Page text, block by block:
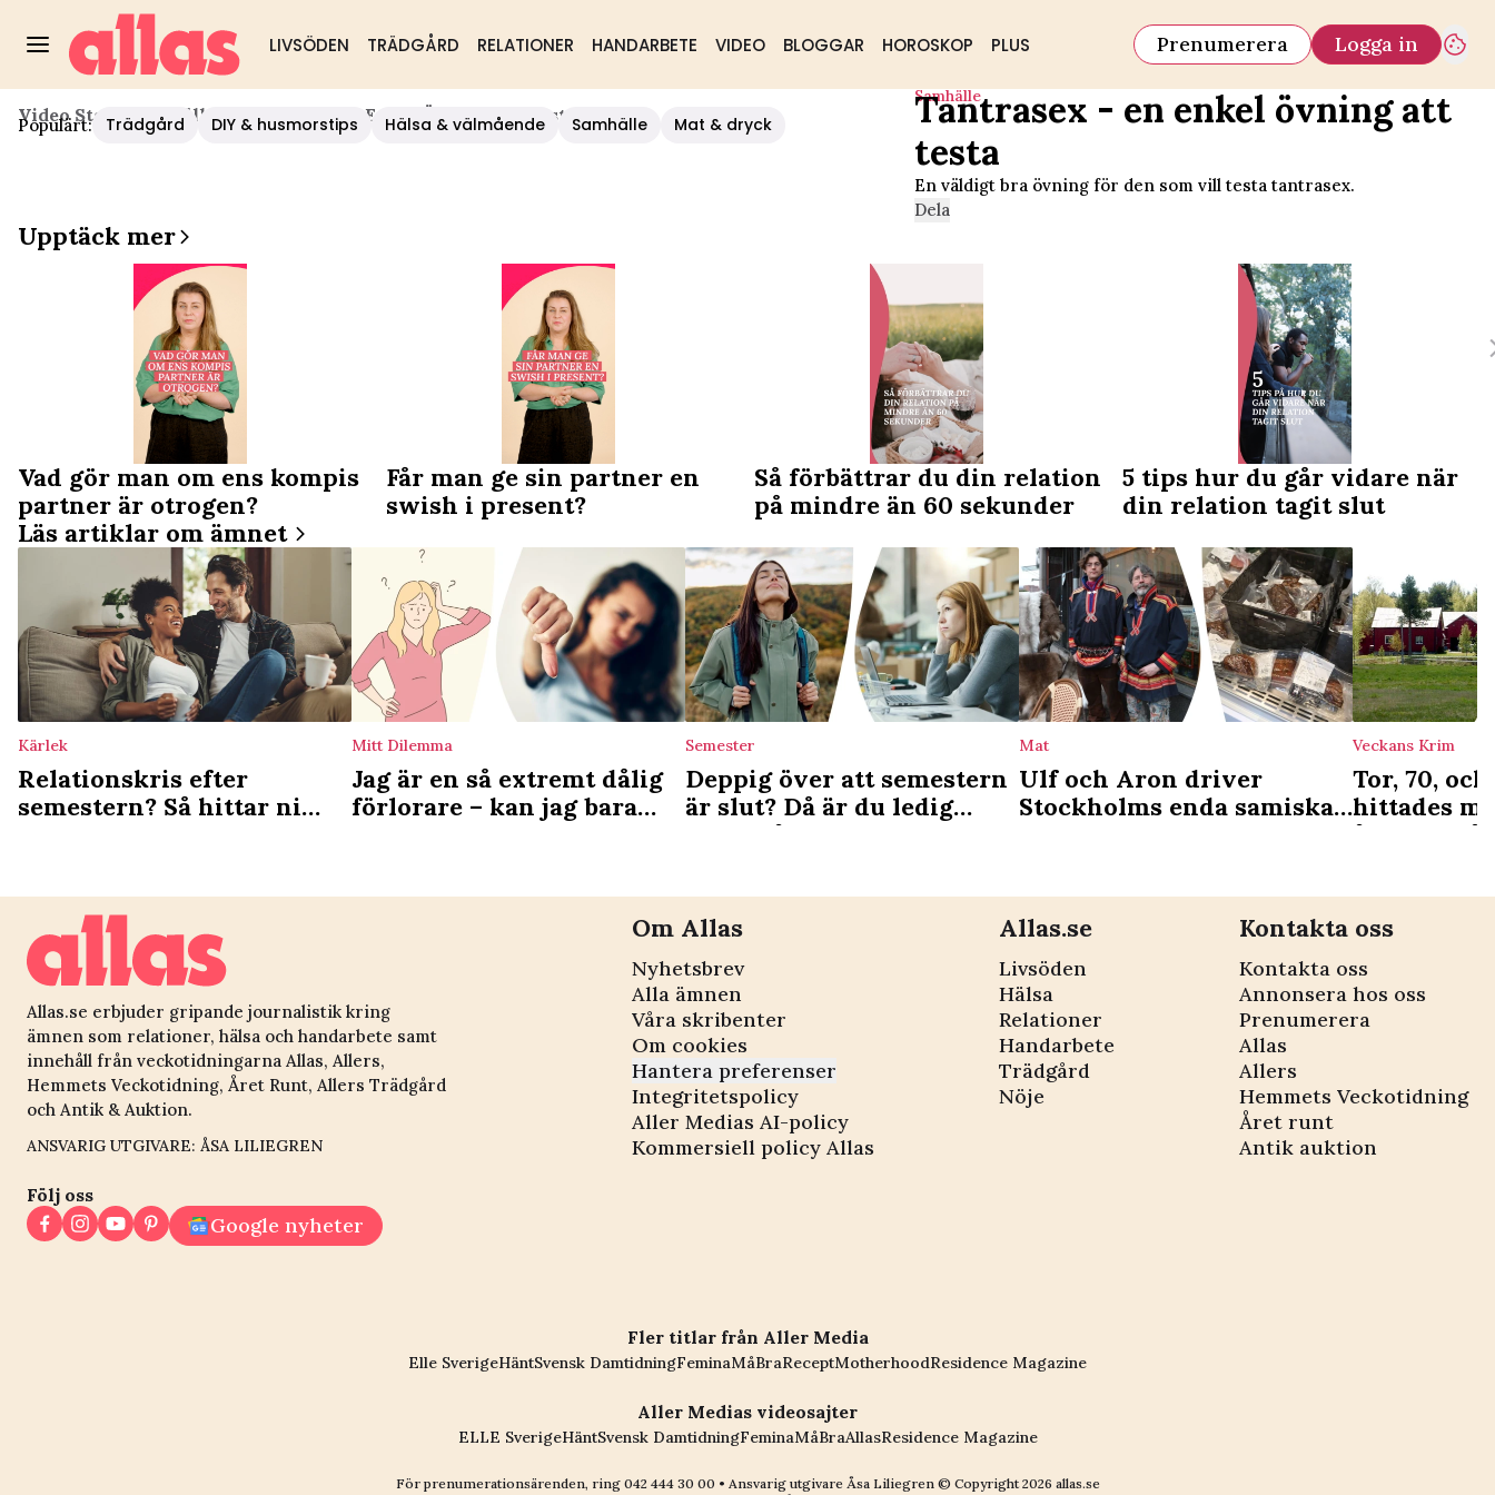
LIVSÖDEN TRÄDGÅRD RELATIONER HANDARBETE VIDEO BLOGGAR HOROSKOP PLUS Prenumerera Logga in
Populärt: Trädgård DIY & husmorstips Hälsa & välmående Samhälle Mat & dryck
Video Start / Samhälle/Tantrasex - En Enkel Övning Att Testa
Samhälle
Tantrasex - en enkel övning att
testa
En väldigt bra övning för den som vill testa tantrasex.
Dela
Upptäck mer
Vad gör man om ens kompis
partner är otrogen?
Får man ge sin partner en
swish i present?
Så förbättrar du din relation
på mindre än 60 sekunder
5 tips hur du går vidare när
din relation tagit slut
Läs artiklar om ämnet
Kärlek
Relationskris efter
semestern? Så hittar ni
Mitt Dilemma
Jag är en så extremt dålig
förlorare – kan jag bara
Semester
Deppig över att semestern
är slut? Då är du ledig
nästa gång
Mat
Ulf och Aron driver
Stockholms enda samiska
Veckans Krim
Tor, 70,
hittades
åtalas 45-
Allas.se erbjuder gripande journalistik kring
ämnen som relationer, hälsa och handarbete samt
innehåll från veckotidningarna Allas, Allers,
Hemmets Veckotidning, Året Runt, Allers Trädgård
och Antik & Auktion.
ANSVARIG UTGIVARE: ÅSA LILIEGREN
Följ oss
Google nyheter
Om Allas
Nyhetsbrev
Alla ämnen
Våra skribenter
Om cookies
Hantera preferenser
Integritetspolicy
Aller Medias AI-policy
Kommersiell policy Allas
Allas.se
Livsöden
Hälsa
Relationer
Handarbete
Trädgård
Nöje
Kontakta oss
Kontakta oss
Annonsera hos oss
Prenumerera
Allas
Allers
Hemmets Veckotidning
Året runt
Antik auktion
Fler titlar från Aller Media
Elle SverigeHäntSvensk DamtidningFeminaMåBraReceptMotherhoodResidence Magazine
Aller Medias videosajter
ELLE SverigeHäntSvensk DamtidningFeminaMåBraAllasResidence Magazine
För prenumerationsärenden, ring 042 444 30 00 • Ansvarig utgivare Åsa Liliegren © Copyright2026 allas.se